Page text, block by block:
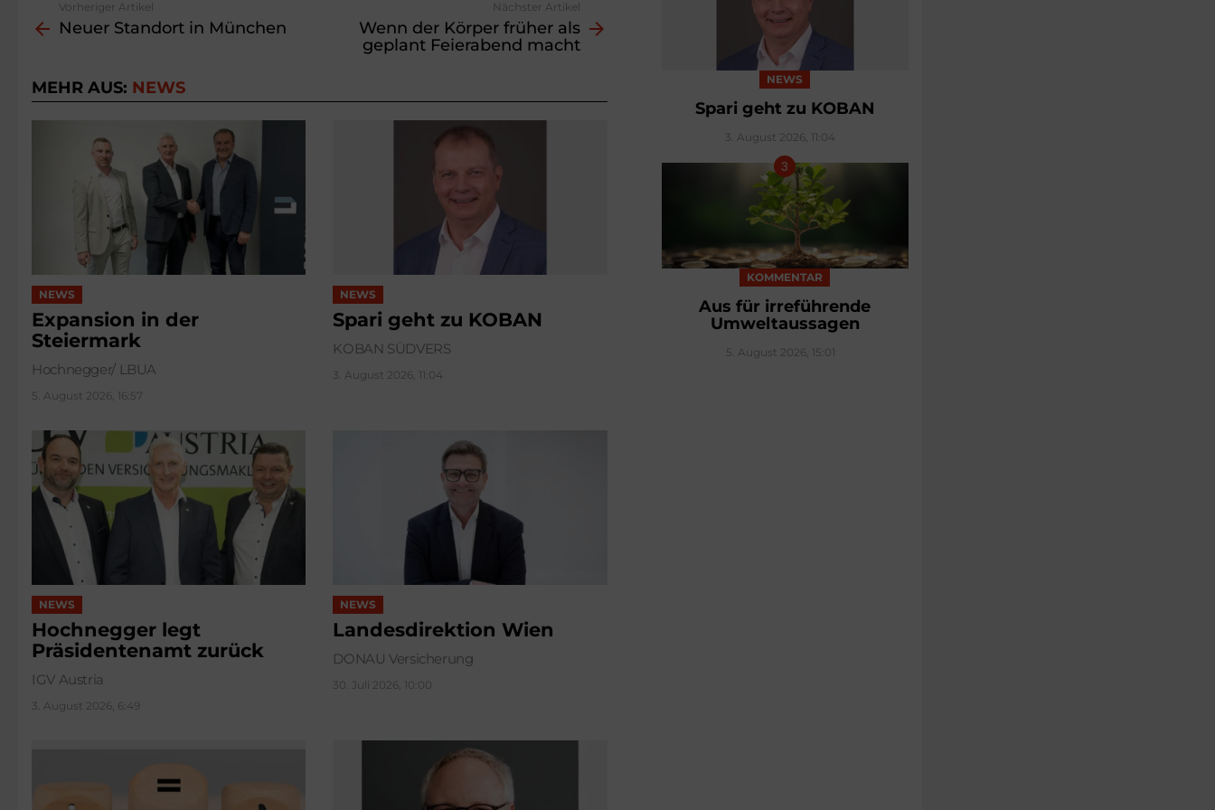
more
Vorheriger Artikel
Neuer Standort in München
Nächster Artikel
Wenn der Körper früher als
geplant Feierabend macht
MEHR AUS: NEWS
NEWS
Expansion in der
Steiermark
Hochnegger/ LBUA
5. August 2026, 16:57
NEWS
Spari geht zu KOBAN
KOBAN SÜDVERS
3. August 2026, 11:04
NEWS
Hochnegger legt
Präsidentenamt zurück
IGV Austria
3. August 2026, 6:49
NEWS
Landesdirektion Wien
DONAU Versicherung
30. Juli 2026, 10:00
NEWS
Spari geht zu KOBAN
3. August 2026, 11:04
KOMMENTAR
Aus für irreführende
Umweltaussagen
5. August 2026, 15:01